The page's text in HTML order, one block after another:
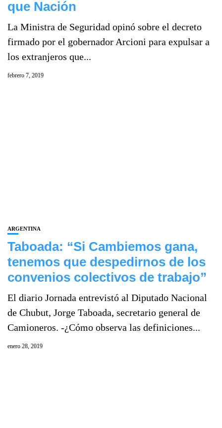
que Nación
La Ministra de Seguridad opinó sobre el decreto
firmado por el gobernador Arcioni para expulsar a
los extranjeros que...
febrero 7, 2019
ARGENTINA
Taboada: “Si Cambiemos gana,
tenemos que despedirnos de los
convenios colectivos de trabajo”
El diario Jornada entrevistó al Diputado Nacional
de Chubut, Jorge Taboada, secretario general de
Camioneros. -¿Cómo observa las definiciones...
enero 28, 2019